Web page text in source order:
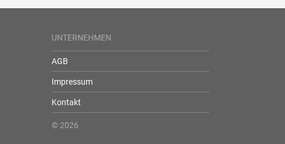
UNTERNEHMEN
AGB
Impressum
Kontakt
© 2026